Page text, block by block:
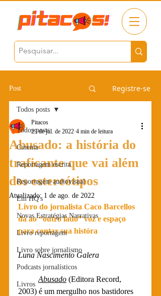
Post Registre-se
Todos posts
Cinema
Reportagem escrita
Reportagem audiovisual
Em HQ's
Novas Estratégias Narrativas
Livro reportagem
Livro sobre jornalismo
Podcasts jornalísticos
Livros
Todos posts
Abusado: a história do
traficante que vai além
dos estereótipos
Pitacos
29 de jul. de 2022 4 min de leitura
Atualizado: 1 de ago. de 2022
Livro do jornalista Caco Barcellos
dá ao “outro lado” voz e espaço
para contar sua históra
Luna Nascimento Galera
Abusado (Editora Record,
2003) é um mergulho nos bastidores